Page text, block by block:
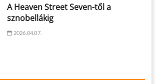
A Heaven Street Seven-től a
sznobellákig
2026.04.07.